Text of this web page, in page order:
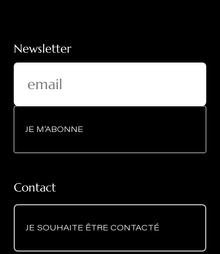
Newsletter
JE M’ABONNE
Contact
JE SOUHAITE ÊTRE CONTACTÉ